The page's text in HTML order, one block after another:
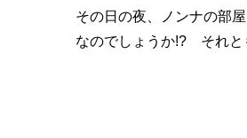
その日の夜、ノンナの部
なのでしょうか!? それと